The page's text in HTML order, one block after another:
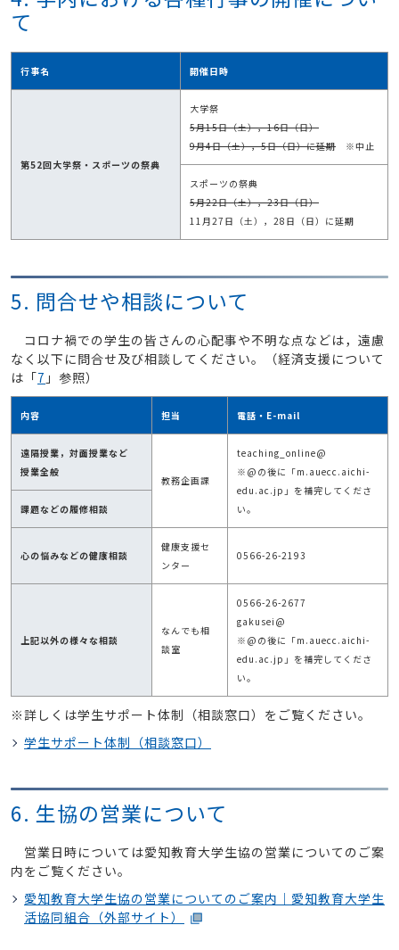
て
行事名 開催日時
第52回大学祭・スポーツの祭典
大学祭
5月15日（土），16日（日）
9月4日（土），5日（日）に延期 ※中止
スポーツの祭典
5月22日（土），23日（日）
11月27日（土），28日（日）に延期
5. 問合せや相談について
コロナ禍での学生の皆さんの心配事や不明な点などは，遠慮
なく以下に問合せ及び相談してください。（経済支援について
は「7 」参照）
内容 担当 電話・E-mail
遠隔授業，対面授業など
授業全般
教務企画課
teaching_online@
※@の後に「m.auecc.aichi-
edu.ac.jp」を補完してくださ
い。
課題などの履修相談
心の悩みなどの健康相談
健康支援セ
ンター
0566-26-2193
上記以外の様々な相談
なんでも相
談室
0566-26-2677
gakusei@
※@の後に「m.auecc.aichi-
edu.ac.jp」を補完してくださ
い。
※詳しくは学生サポート体制（相談窓口）をご覧ください。
学生サポート体制（相談窓口）
6. 生協の営業について
営業日時については愛知教育大学生協の営業についてのご案
内をご覧ください。
愛知教育大学生協の営業についてのご案内｜愛知教育大学生
活協同組合（外部サイト）